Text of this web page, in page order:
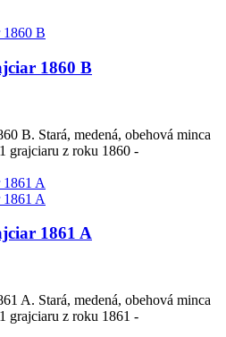
1860 B
B. Stará, medená, obehová minca
grajciaru z roku 1860 -
1861 A
A. Stará, medená, obehová minca
grajciaru z roku 1861 -